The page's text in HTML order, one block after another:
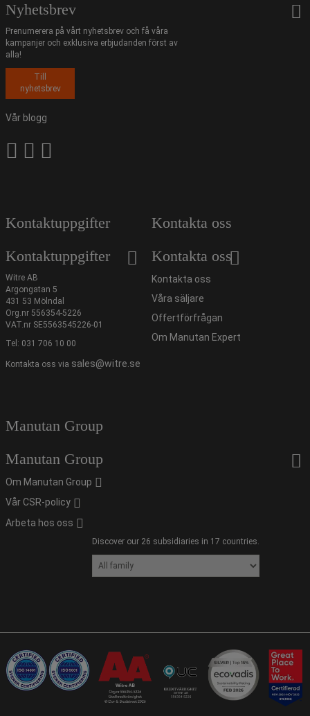
Nyhetsbrev
Prenumerera på vårt nyhetsbrev och få våra
kampanjer och exklusiva erbjudanden först av
alla!
Till
nyhetsbrev
Vår blogg
Kontaktuppgifter
Kontaktuppgifter
Witre AB
Argongatan 5
431 53 Mölndal
Org.nr 556354-5226
VAT.nr SE5563545226-01
Tel: 031 706 10 00
Kontakta oss via sales@witre.se
Kontakta oss
Kontakta oss
Kontakta oss
Våra säljare
Offertförfrågan
Om Manutan Expert
Manutan Group
Manutan Group
Om Manutan Group
Vår CSR-policy
Arbeta hos oss
Discover our 26 subsidiaries in 17 countries.